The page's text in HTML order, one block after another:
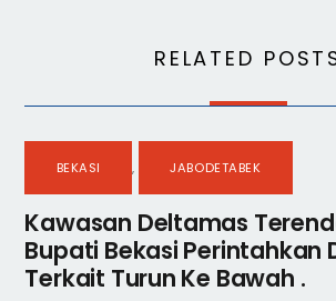
RELATED
BEKASI , JABODETABEK
Kawasan Deltamas
Bupati Bekasi Perintahkan
Terkait Turun Ke Bawah .